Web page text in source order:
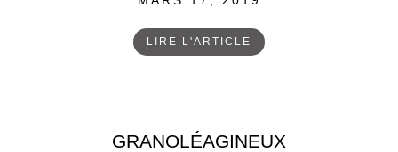
LIRE L'ARTICLE
GRANOLÉAGINEUX